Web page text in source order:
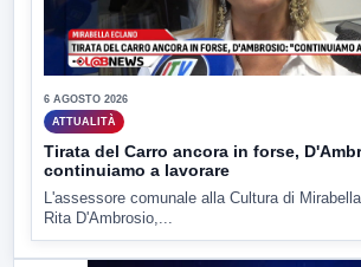
6 AGOSTO 2026
ATTUALITÀ
Tirata del Carro ancora in forse,
continuiamo a lavorare
L'assessore comunale alla Cultura di
Rita D'Ambrosio,...